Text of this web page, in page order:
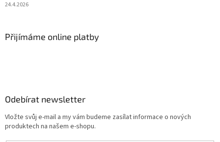
24.4.2026
Přijímáme online platby
Odebírat newsletter
Vložte svůj e-mail a my vám budeme zasílat informace o nových
produktech na našem e-shopu.